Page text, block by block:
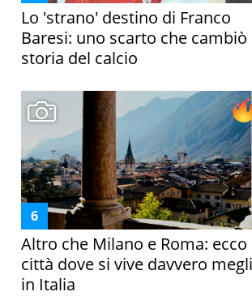
Lo 'strano' destino di Franco
Baresi: uno scarto che cambiò
storia del calcio
Altro che Milano e Roma: ecco
città dove si vive davvero
in Italia